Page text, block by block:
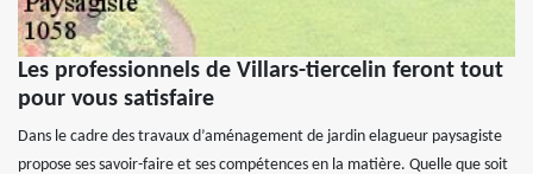
Les professionnels de Villars-tiercelin feront tout
pour vous satisfaire
Dans le cadre des travaux d’aménagement de jardin elagueur paysagiste
propose ses savoir-faire et ses compétences en la matière. Quelle que soit